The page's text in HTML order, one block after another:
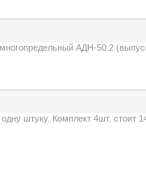
АДН-50.2
штуку. Комплект 4шт. стоит